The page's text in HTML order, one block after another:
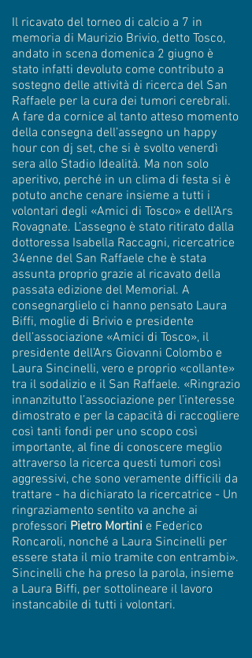
Il ricavato del torneo di calcio a 7 in
memoria di Maurizio Brivio, detto Tosco,
andato in scena domenica 2 giugno è
stato infatti devoluto come contributo a
sostegno delle attività di ricerca del San
Raffaele per la cura dei tumori cerebrali.
A fare da cornice al tanto atteso momento
della consegna dell’assegno un happy
hour con dj set, che si è svolto venerdì
sera allo Stadio Idealità. Ma non solo
aperitivo, perché in un clima di festa si è
potuto anche cenare insieme a tutti i
volontari degli «Amici di Tosco» e dell’Ars
Rovagnate. L’assegno è stato ritirato dalla
dottoressa Isabella Raccagni, ricercatrice
34enne del San Raffaele che è stata
assunta proprio grazie al ricavato della
passata edizione del Memorial. A
consegnarglielo ci hanno pensato Laura
Biffi, moglie di Brivio e presidente
dell’associazione «Amici di Tosco», il
presidente dell’Ars Giovanni Colombo e
Laura Sincinelli, vero e proprio «collante»
tra il sodalizio e il San Raffaele. «Ringrazio
innanzitutto l’associazione per l’interesse
dimostrato e per la capacità di raccogliere
così tanti fondi per uno scopo così
importante, al fine di conoscere meglio
attraverso la ricerca questi tumori così
aggressivi, che sono veramente difficili da
trattare - ha dichiarato la ricercatrice - Un
ringraziamento sentito va anche ai
professori Pietro Mortini e Federico
Roncaroli, nonché a Laura Sincinelli per
essere stata il mio tramite con entrambi».
Sincinelli che ha preso la parola, insieme
a Laura Biffi, per sottolineare il lavoro
instancabile di tutti i volontari.